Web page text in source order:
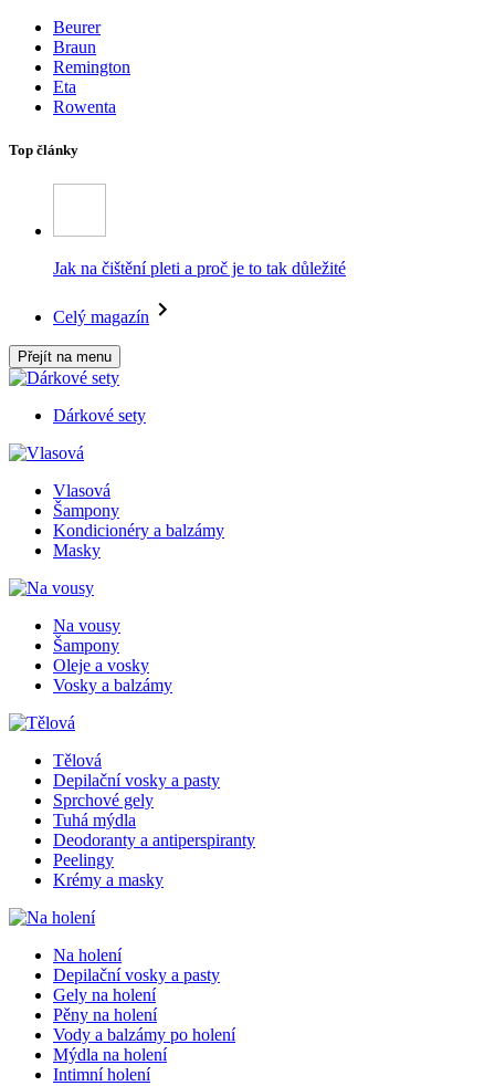
Beurer
Braun
Remington
Eta
Rowenta
Top články
Jak na čištění pleti a proč je to tak důležité
Celý magazín
Přejít na menu
Dárkové sety
Vlasová
Šampony
Kondicionéry a balzámy
Masky
Na vousy
Šampony
Oleje a vosky
Vosky a balzámy
Tělová
Depilační vosky a pasty
Sprchové gely
Tuhá mýdla
Deodoranty a antiperspiranty
Peelingy
Krémy a masky
Na holení
Depilační vosky a pasty
Gely na holení
Pěny na holení
Vody a balzámy po holení
Mýdla na holení
Intimní holení